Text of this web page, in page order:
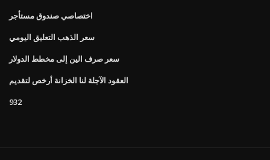
اختصاصي صندوق مستأجر
سعر الذهب التعليق اليومي
سعر صرف الين إلى مخطط الدولار
العقود الآجلة لنا الخزانة أرخص لتقديم
932